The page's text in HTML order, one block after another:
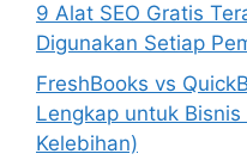
9 Alat SEO Gratis
Digunakan Setiap
FreshBooks vs
Lengkap untuk
Kelebihan)